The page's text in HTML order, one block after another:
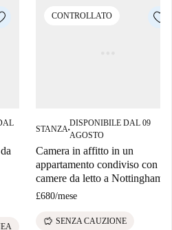
CONTROLLATO
STANZA■
DISPONIBILE DAL 09
AGOSTO
Camera in affitto in un
appartamento condiviso con 4
camere da letto a Nottingham.
£680/mese
savings SENZA CAUZIONE